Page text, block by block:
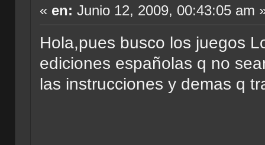
« en: Junio 12, 2009, 00:43:05 am
Hola,pues busco los juegos
ediciones españolas q no
las instrucciones y demas q